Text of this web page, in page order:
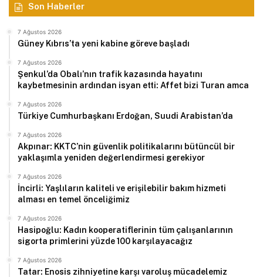
Son Haberler
7 Ağustos 2026
Güney Kıbrıs’ta yeni kabine göreve başladı
7 Ağustos 2026
Şenkul’da Obalı’nın trafik kazasında hayatını
kaybetmesinin ardından isyan etti: Affet bizi Turan amca
7 Ağustos 2026
Türkiye Cumhurbaşkanı Erdoğan, Suudi Arabistan’da
7 Ağustos 2026
Akpınar: KKTC’nin güvenlik politikalarını bütüncül bir
yaklaşımla yeniden değerlendirmesi gerekiyor
7 Ağustos 2026
İncirli: Yaşlıların kaliteli ve erişilebilir bakım hizmeti
alması en temel önceliğimiz
7 Ağustos 2026
Hasipoğlu: Kadın kooperatiflerinin tüm çalışanlarının
sigorta primlerini yüzde 100 karşılayacağız
7 Ağustos 2026
Tatar: Enosis zihniyetine karşı varoluş mücadelemiz